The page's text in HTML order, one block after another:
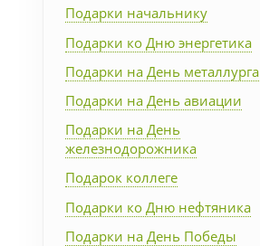
Личные аксессуары
Деловые подарки
Съедобные подарки с
логотипом
Подарки начальнику
Подарки ко Дню энергетика
Подарки на День металлурга
Подарки на День авиации
Подарки на День
железнодорожника
Подарок коллеге
Подарки ко Дню нефтяника
Подарки на День Победы